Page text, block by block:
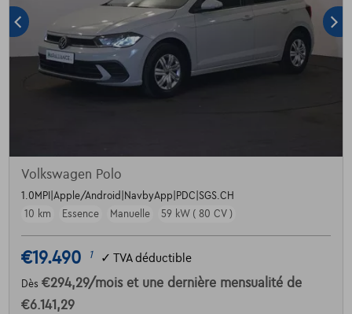
Volkswagen Polo
1.0MPI|Apple/Android|NavbyApp|PDC|SGS.CH
10 km
Essence Manuelle 59 kW ( 80 CV )
€19.490 1 ✓ TVA déductible
Dès €294,29/mois et une dernière mensualité de
€6.141,29